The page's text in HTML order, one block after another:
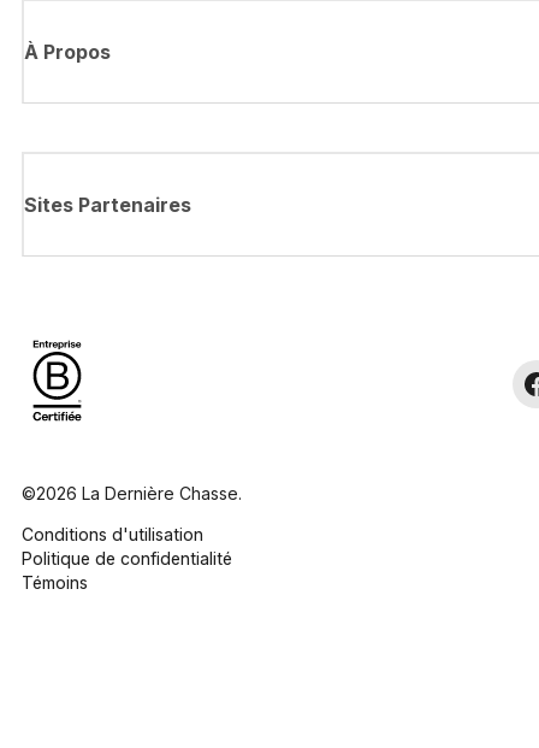
À Propos
Sites Partenaires
©2026 La Dernière Chasse.
Conditions d'utilisation
Politique de confidentialité
Témoins